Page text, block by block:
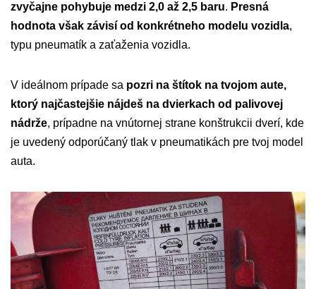
zvyčajne pohybuje medzi 2,0 až 2,5 baru. Presná
hodnota však závisí od konkrétneho modelu vozidla,
typu pneumatík a zaťaženia vozidla.
V ideálnom prípade sa pozri na štítok na tvojom aute,
ktorý najčastejšie nájdeš na dvierkach od palivovej
nádrže, prípadne na vnútornej strane konštrukcii dverí, kde
je uvedený odporúčaný tlak v pneumatikách pre tvoj model
auta.